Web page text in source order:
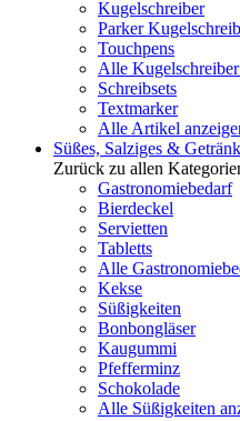
Kugelschreiber
Parker
Touchpens
Alle
Schreibsets
Textmarker
Alle Artikel
Süßes, Salziges &
Zurück zu allen
Gastronomiebedarf
Bierdeckel
Servietten
Tabletts
Alle
Kekse
Süßigkeiten
Bonbongläser
Kaugummi
Pfefferminz
Schokolade
Alle Süßigkeiten